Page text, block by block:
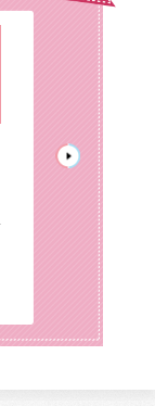
東京都
2026年08月14日
19:30～21:30
【先着割引!!】
オススメ♪【完
定★大人同世